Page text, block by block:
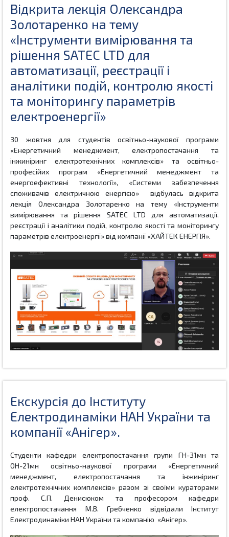
Відкрита лекція Олександра
Золотаренко на тему
«Інструменти вимірювання та
рішення SATEC LTD для
автоматизації, реєстрації і
аналітики подій, контролю якості
та моніторингу параметрів
електроенергії»
30 жовтня для студентів освітньо-наукової програми
«Енергетичний менеджмент, електропостачання та
інжиніринг електротехнічних комплексів» та освітньо-
професійих програм «Енергетичний менеджмент та
енергоефективні технології», «Системи забезпечення
споживачів електричною енергією»
відбулась відкрита
лекція Олександра Золотаренко на тему «Інструменти
вимірювання та рішення SATEC LTD для автоматизації,
реєстрації і аналітики подій, контролю якості та моніторингу
параметрів електроенергії» від компанії «ХАЙТЕК ЕНЕРГІЯ».
Екскурсія до Інституту
Електродинаміки НАН України та
компанії «Анігер».
Студенти кафедри електропостачання групи ГН-31мнта
ОН-21мн освітньо-наукової програми «Енергетичний
менеджмент, електропостачання та інжиніринг
електротехнічних комплексів» разом зі своїми кураторами
проф. С.П. Денисюком та професором кафедри
електропостачання М.В. Гребченко відвідали Інститут
Електродинаміки НАН України та компанію «Анігер».